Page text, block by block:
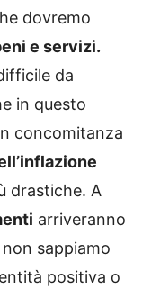
dovremo
e servizi.
da
in questo
concomitanza
drastiche. A
arriveranno
sappiamo
positiva o